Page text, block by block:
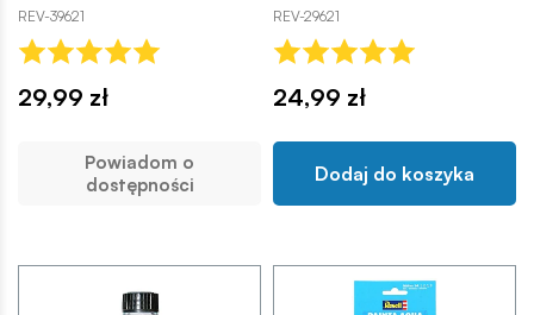
REV-39621
29,99 zł
Powiadom o
dostępności
REV-29621
24,99 zł
Dodaj do koszyka